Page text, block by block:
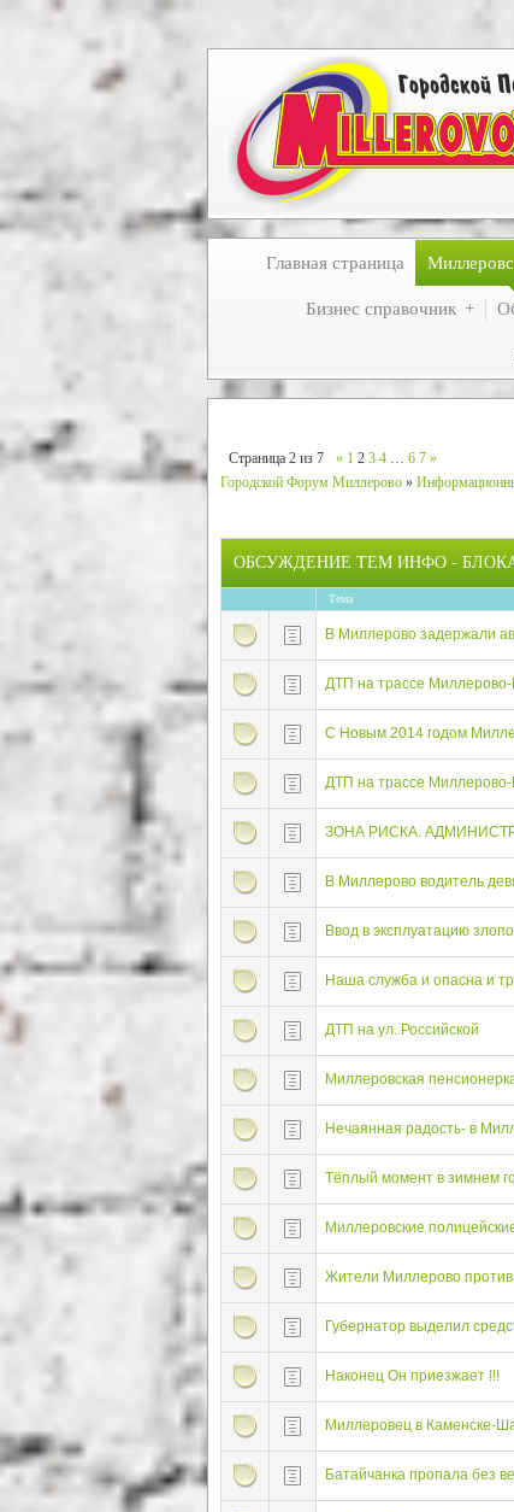
Главная страница
Бизнес справочник
Страница 2 из 7 « 1 2 3 4 … 6 7 »
Городской Форум Миллерово »
ОБСУЖДЕНИЕ ТЕМ ИНФО -
Тема
В Миллерово задержали
ДТП на трассе
C Новым 2014 годом
ДТП на трассе Миллерово-
ЗОНА РИСКА.
В Миллерово водитель
Ввод в эксплуатацию
Наша служба и опасна и
ДТП на ул. Российской
Миллеровская
Нечаянная радость- в
Тёплый момент в зимнем
Миллеровские
Жители Миллерово против
Губернатор выделил
Наконец Он приезжает !!!
Миллеровец в Каменске-
Батайчанка пропала без